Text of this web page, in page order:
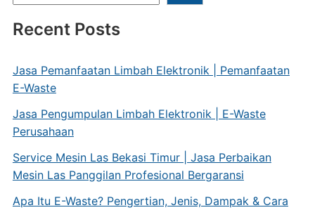
Recent Posts
Jasa Pemanfaatan Limbah Elektronik | Pemanfaatan
E-Waste
Jasa Pengumpulan Limbah Elektronik | E-Waste
Perusahaan
Service Mesin Las Bekasi Timur | Jasa Perbaikan
Mesin Las Panggilan Profesional Bergaransi
Apa Itu E-Waste? Pengertian, Jenis, Dampak & Cara